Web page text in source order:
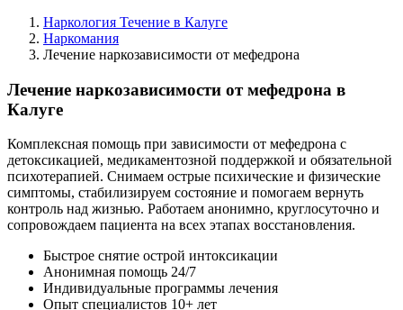
Наркология Течение в Калуге
Наркомания
Лечение наркозависимости от мефедрона
Лечение наркозависимости от мефедрона в
Калуге
Комплексная помощь при зависимости от мефедрона с
детоксикацией, медикаментозной поддержкой и обязательной
психотерапией. Снимаем острые психические и физические
симптомы, стабилизируем состояние и помогаем вернуть
контроль над жизнью. Работаем анонимно, круглосуточно и
сопровождаем пациента на всех этапах восстановления.
Быстрое снятие острой интоксикации
Анонимная помощь 24/7
Индивидуальные программы лечения
Опыт специалистов 10+ лет